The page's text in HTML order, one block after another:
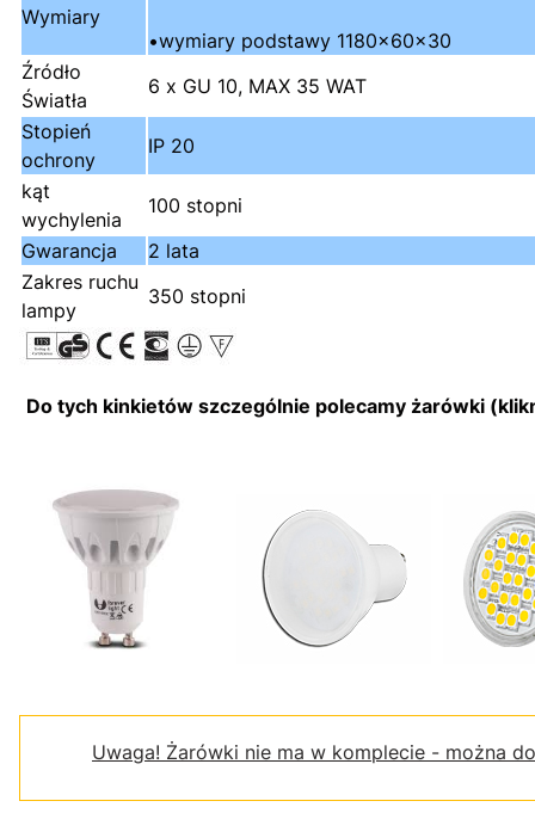
Wymiary
•wymiary podstawy 1180x60x30
Źródło
Światła
6 x GU 10, MAX 35 WAT
Stopień
ochrony
IP 20
kąt
wychylenia
100 stopni
Gwarancja
2 lata
Zakres ruchu
lampy
350 stopni
Do tych kinkietów szczególnie polecamy żarówki
Uwaga! Żarówki nie ma w komplecie - można